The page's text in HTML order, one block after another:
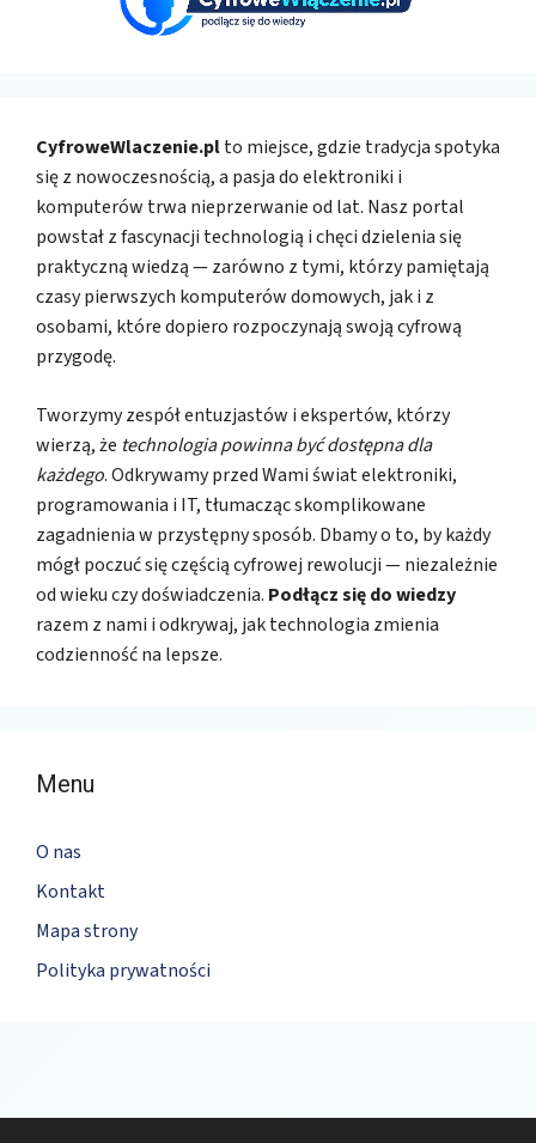
CyfroweWlaczenie.plto miejsce, gdzie tradycja spotyka
się z nowoczesnością, a pasja do elektroniki i
komputerów trwa nieprzerwanie od lat. Nasz portal
powstał z fascynacji technologią i chęci dzielenia się
praktyczną wiedzą — zarówno z tymi, którzy pamiętają
czasy pierwszych komputerów domowych, jak i z
osobami, które dopiero rozpoczynają swoją cyfrową
przygodę.
Tworzymy zespół entuzjastów i ekspertów, którzy
wierzą, że technologia powinna być dostępna dla
każdego. Odkrywamy przed Wami świat elektroniki,
programowania i IT, tłumacząc skomplikowane
zagadnienia w przystępny sposób. Dbamy o to, by każdy
mógł poczuć się częścią cyfrowej rewolucji — niezależnie
od wieku czy doświadczenia. Podłącz się do wiedzy
razem z nami i odkrywaj, jak technologia zmienia
codzienność na lepsze.
Menu
O nas
Kontakt
Mapa strony
Polityka prywatności